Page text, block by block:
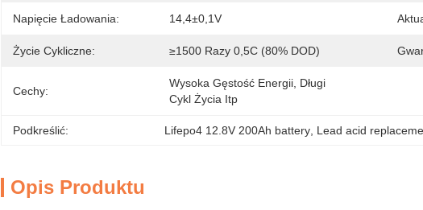
Napięcie Ładowania: 14,4±0,1V
Życie Cykliczne: ≥1500 Razy 0,5C (80% DOD)
Cechy:
Wysoka Gęstość Energii, Długi
Cykl Życia Itp
Podkreślić: Lifepo4 12.8V 200Ah battery Lead acid
Opis Produktu